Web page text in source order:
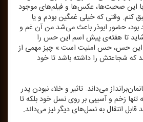
این صحبت‌ها، عكس‌ها و فیلم‌های موجود
كنم. وقتی كه خیلی غمگین بودم و یا
بود، حضور ابوذر باعث می‌شد من آن غم و
تا هفته‌ی پیش اسم این حس را
این حس، حس امنیت است.» چیز مهمی از
كه شجاعتش را داشته باشد تا خود
می‌داند. تاثیر و خلاء نبودن پدر
تنها زخم و آسیبی بر روی نسل خود بلكه تا
قابل انتقال به نسل‌های دیگر نیز می‌داند.